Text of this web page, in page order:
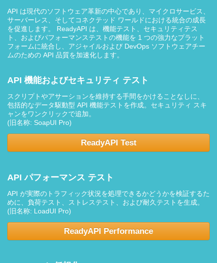
API は現代のソフトウェア革新の中心であり、マイクロサービス、
サーバーレス、そしてコネクテッド ワールドにおける統合の成長
を促進します。 ReadyAPI は、機能テスト、セキュリティテス
ト、およびパフォーマンステストの機能を 1 つの強力なプラット
フォームに統合し、アジャイルおよび DevOps ソフトウェアチー
ムのための API 品質を加速化します。
API 機能およびセキュリティ テスト
スクリプトやアサーションを維持する手間をかけることなしに、
包括的なデータ駆動型 API 機能テストを作成。セキュリティ スキ
ャンをワンクリックで追加。
(旧名称: SoapUI Pro)
ReadyAPI Test
API パフォーマンス テスト
API が実際のトラフィック状況を処理できるかどうかを検証するた
めに、負荷テスト、ストレステスト、および耐久テストを生成。
(旧名称: LoadUI Pro)
ReadyAPI Performance